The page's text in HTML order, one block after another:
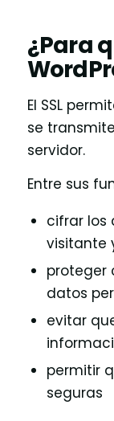
¿Para
El SSL
se
servidor.
Entre sus
cifrar los
visitante
proteger
datos
evitar
permitir
seguras